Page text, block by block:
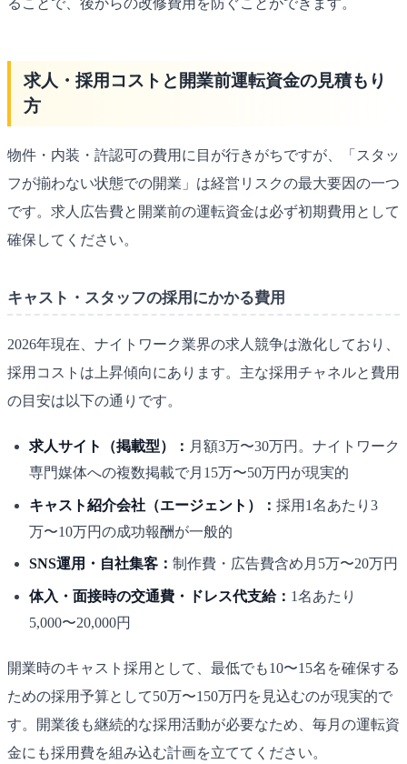
求人・採用コストと開業前運転資金の見積もり
方
物件・内装・許認可の費用に目が行きがちですが、「スタッ
フが揃わない状態での開業」は経営リスクの最大要因の一つ
です。求人広告費と開業前の運転資金は必ず初期費用として
確保してください。
キャスト・スタッフの採用にかかる費用
2026年現在、ナイトワーク業界の求人競争は激化しており、
採用コストは上昇傾向にあります。主な採用チャネルと費用
の目安は以下の通りです。
求人サイト（掲載型）： 月額3万〜30万円。ナイトワーク
専門媒体への複数掲載で月15万〜50万円が現実的
キャスト紹介会社（エージェント）： 採用1名あたり3
万〜10万円の成功報酬が一般的
SNS運用・自社集客： 制作費・広告費含め月5万〜20万円
体入・面接時の交通費・ドレス代支給： 1名あたり
5,000〜20,000円
開業時のキャスト採用として、最低でも10〜15名を確保する
ための採用予算として50万〜150万円を見込むのが現実的で
す。開業後も継続的な採用活動が必要なため、毎月の運転資
金にも採用費を組み込む計画を立ててください。